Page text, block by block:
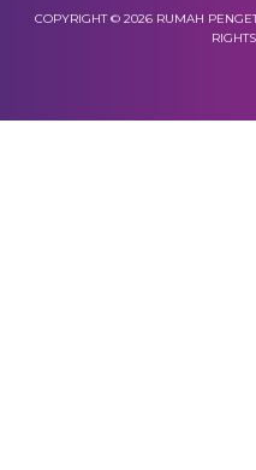
COPYRIGHT © 2026 RUMAH